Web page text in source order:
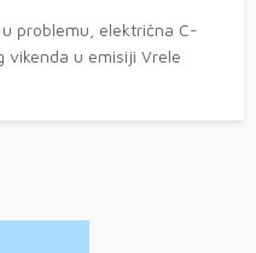
problemu, električna C-
u emisiji Vrele